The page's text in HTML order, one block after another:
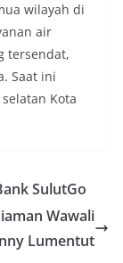
wilayah di
air
tersendat,
Saat ini
Kota
SulutGo
Wawali
Lumentut